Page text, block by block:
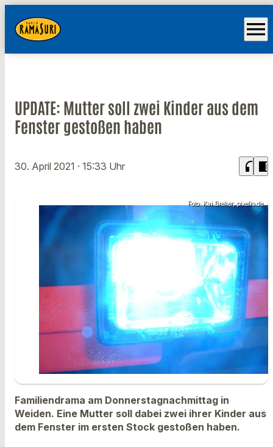
menu
UPDATE: Mutter soll zwei Kinder aus dem
Fenster gestoßen haben
30. April 2021 · 15:33 Uhr headphones chrome_reader_mode
Foto: Kai Breker, pixelio.de
Familiendrama am Donnerstagnachmittag in
Weiden. Eine Mutter soll dabei zwei ihrer Kinder aus
dem Fenster im ersten Stock gestoßen haben.